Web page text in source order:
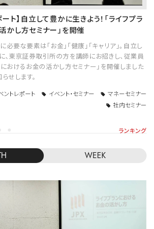
ト】自立して豊かに生きよう！「ライフプラ
かし方セミナー」を開催
要な要素は「お金」「健康」「キャリア」。自立し
、東京証券取引所の方を講師にお招きし、従業員
おけるお金の活かし方セミナー」を開催しました
せします。
ントレポート イベント・セミナー
マネーセミナー
社内セミナー
ランキング
WEEK